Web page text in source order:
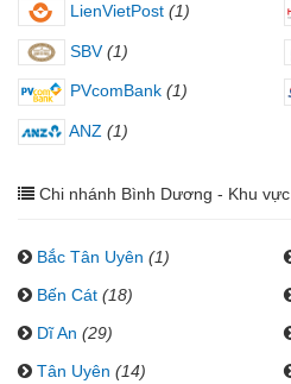
LienVietPost (1)
SBV (1)
PVcomBank (1)
ANZ (1)
Chi nhánh Bình Dương - Khu vực
Bắc Tân Uyên (1)
Bến Cát (18)
Dĩ An (29)
Tân Uyên (14)